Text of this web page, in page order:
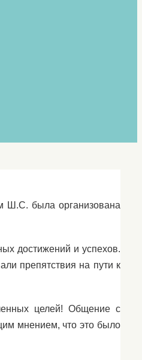
Ш.С. была организована
достижений и успехов.
препятствия на пути к
целей! Общение с
мнением, что это было